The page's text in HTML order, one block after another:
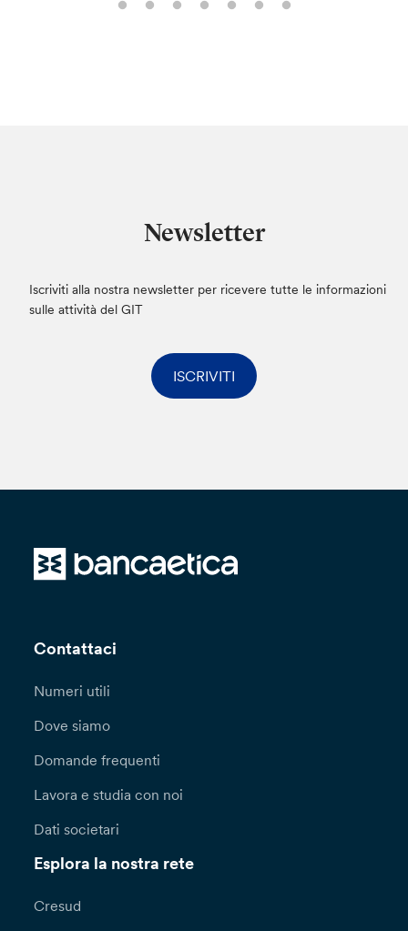
Newsletter
Iscriviti alla nostra newsletter per ricevere tutte le informazioni
sulle attività del GIT
ISCRIVITI
Contattaci
Numeri utili
Dove siamo
Domande frequenti
Lavora e studia con noi
Dati societari
Esplora la nostra rete
Cresud